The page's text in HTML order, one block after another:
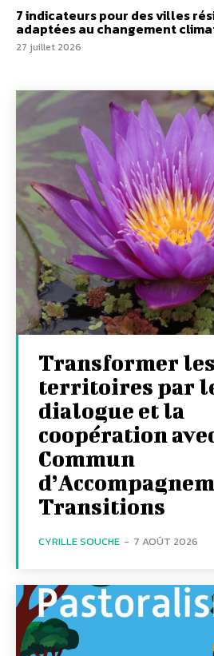
7 indicateurs pour des villes
adaptées au changement
27 juillet 2026
Transformer les
territoires par
dialogue et la
coopération
Commun
Transitions
CYRILLE SOUCHE - 7 AOÛT 2026